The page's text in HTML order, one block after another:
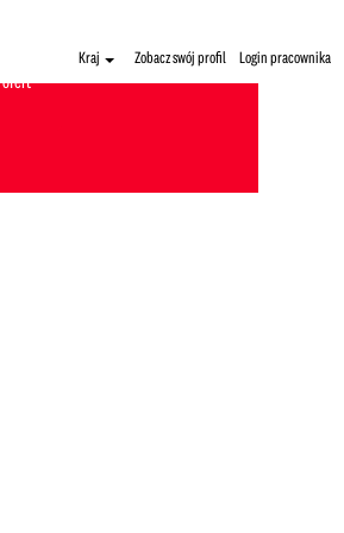
Kraj Zobacz swój profil Login pracownika